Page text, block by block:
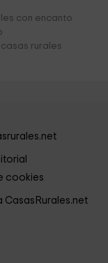
con encanto
rurales
cookies
CasasRurales.net